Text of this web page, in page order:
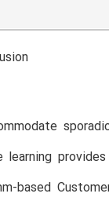
learning
based